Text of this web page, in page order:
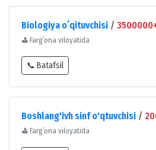
Biologiya oʻqituvchisi /
⛳ Fargʻona viloyatida
📞 Batafsil
Boshlang'ivh sinf o'qtuvchisi /
⛳ Fargʻona viloyatida